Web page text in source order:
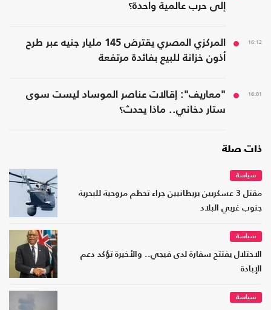
إلى حرب عالمية واحدة؟
16:12
المركزي المصري يقترض 145 مليار جنيه عبر طرح
أذون خزانة للبيع بفائدة مرتفعة
16:01
"معاريف": إقالات عناصر الموساد ليست سوى
ستار دخاني.. ماذا يحدث؟
ذات صلة
سياسة
مقتل 3 عسكريين بريطانيين جراء تحطم مروحية للبحرية
جنوب غربي البلاد
سياسة
الاحتلال يفتتح سفارة لدى فيجي.. والأخيرة تؤكد دعم
الإبادة
سياسة